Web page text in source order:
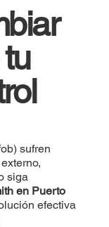
sufren
siga
en Puerto
efectiva